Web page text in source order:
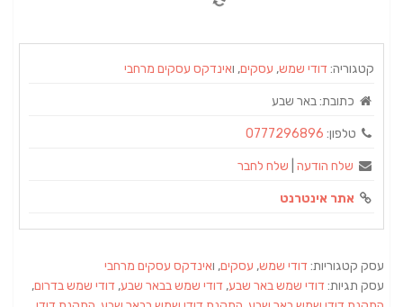
קטגוריה: דודי שמש, עסקים, ואינדקס עסקים מרחבי
כתובת:באר שבע
טלפון: 0777296896
שלח הודעה שלח לחבר
אתר אינטרנט
עסק קטגוריות: דודי שמש, עסקים, ואינדקס עסקים מרחבי
עסק תגיות: דודי שמש באר שבע, דודי שמש בבאר שבע, דודי שמש בדרום,